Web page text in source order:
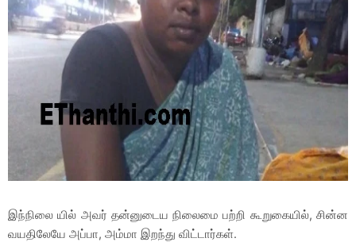
இந்நிலை யில் அவர் தன்னுடைய நிலைமை பற்றி கூறுகையில், சின்ன
வயதிலேயே அப்பா, அம்மா இறந்து விட்டார்கள்.